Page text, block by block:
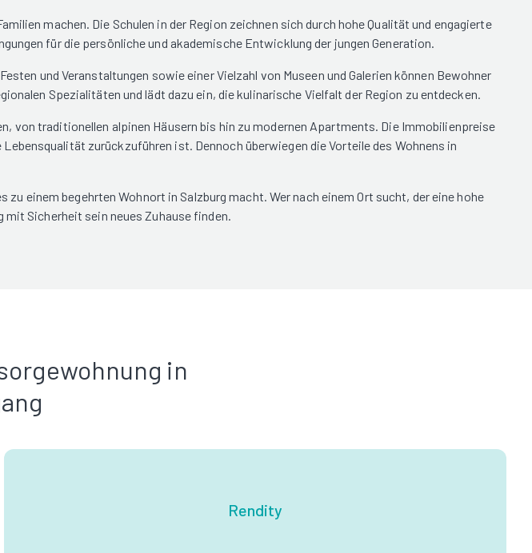
machen. Die Schulen in der Region zeichnen sich durch hohe Qualität und engagierte
für die persönliche und akademische Entwicklung der jungen Generation.
und Veranstaltungen sowie einer Vielzahl von Museen und Galerien können Bewohner
Spezialitäten und lädt dazu ein, die kulinarische Vielfalt der Region zu entdecken.
traditionellen alpinen Häusern bis hin zu modernen Apartments. Die Immobilienpreise
zurückzuführen ist. Dennoch überwiegen die Vorteile des Wohnens in
einem begehrten Wohnort in Salzburg macht. Wer nach einem Ort sucht, der eine hohe
Sicherheit sein neues Zuhause finden.
in
Rendity